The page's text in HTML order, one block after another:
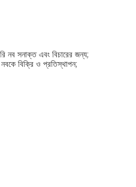
নব সনাক্ত এবং বিচারের জন্য;
নবকে বিক্রি ও প্রতিস্থাপন;